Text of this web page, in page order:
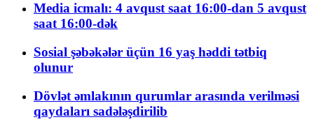
Media icmalı: 4 avqust saat 16:00-dan 5 avqust
saat 16:00-dək
Sosial şəbəkələr üçün 16 yaş həddi tətbiq
olunur
Dövlət əmlakının qurumlar arasında verilməsi
qaydaları sadələşdirilib